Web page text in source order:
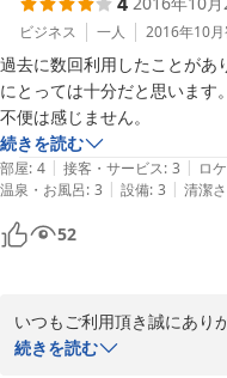
ビジネス 一人 2016年10月
過去に数回利用したことがあ
にとっては十分だと思います
続きを読む
部屋: 4 | 接客・サービス: 3 | ロ
温泉・お風呂: 3 | 設備: 3 | 清潔さ
52
いつもご利用頂き誠にあり
また、ご感想をお寄せ頂き
続きを読む